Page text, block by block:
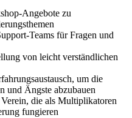
Angebote zu
Teams für Fragen und
von leicht verständlichen
um die
und Ängste abzubauen
die als Multiplikatoren
fungieren